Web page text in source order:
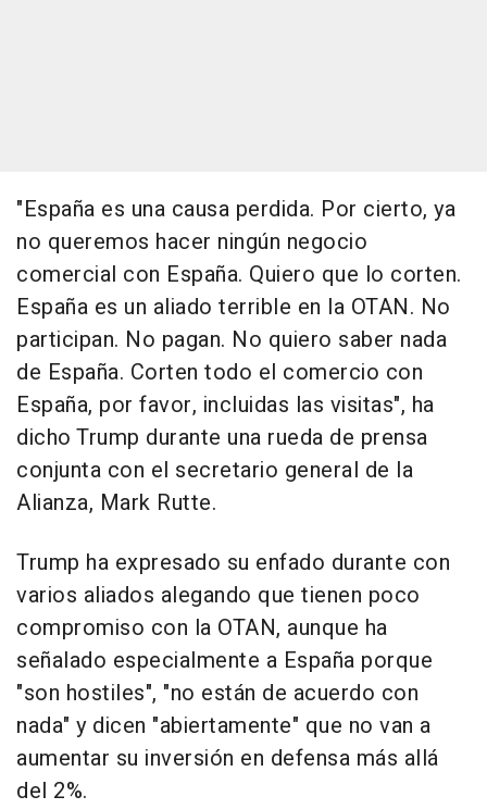
"España es una causa perdida. Por cierto, ya
no queremos hacer ningún negocio
comercial con España. Quiero que lo corten.
España es un aliado terrible en la OTAN. No
participan. No pagan. No quiero saber nada
de España. Corten todo el comercio con
España, por favor, incluidas las visitas", ha
dicho Trump durante una rueda de prensa
conjunta con el secretario general de la
Alianza, Mark Rutte.
Trump ha expresado su enfado durante con
varios aliados alegando que tienen poco
compromiso con la OTAN, aunque ha
señalado especialmente a España porque
"son hostiles", "no están de acuerdo con
nada" y dicen "abiertamente" que no van a
aumentar su inversión en defensa más allá
del 2%.